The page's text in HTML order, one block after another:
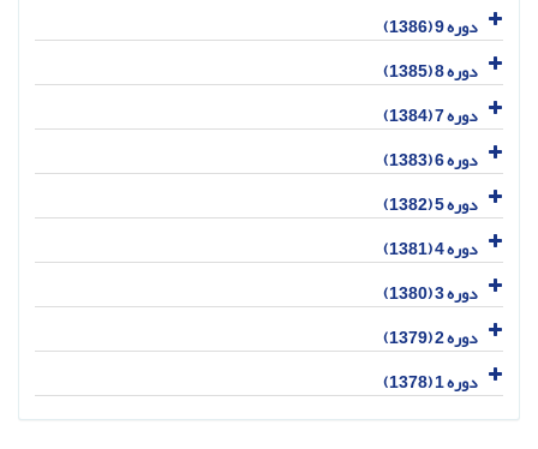
دوره 9 (1386)
دوره 8 (1385)
دوره 7 (1384)
دوره 6 (1383)
دوره 5 (1382)
دوره 4 (1381)
دوره 3 (1380)
دوره 2 (1379)
دوره 1 (1378)